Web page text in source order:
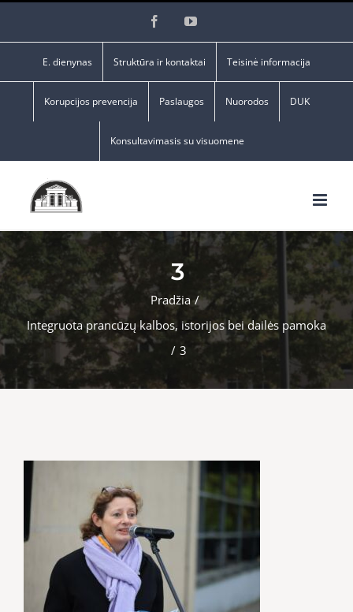
FacebookYouTube
E. dienynas Struktūra ir kontaktai Teisinė informacija
Korupcijos prevencija Paslaugos Nuorodos DUK
Konsultavimasis su visuomene
3
Pradžia /
Integruota prancūzų kalbos, istorijos bei dailės pamoka
/ 3